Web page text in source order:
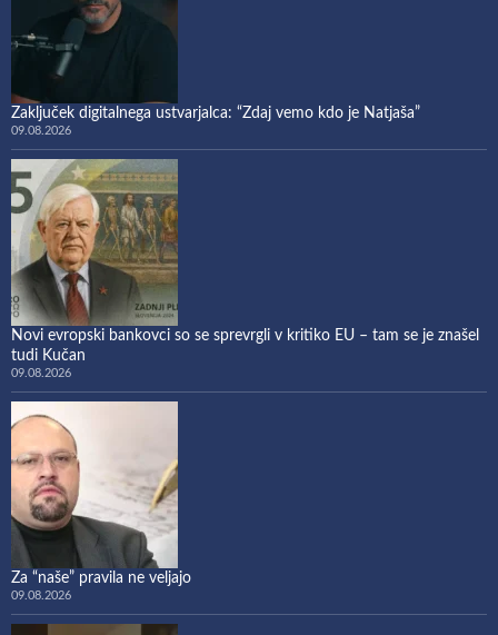
Zaključek digitalnega ustvarjalca: “Zdaj vemo kdo je Natjaša”
09.08.2026
Novi evropski bankovci so se sprevrgli v kritiko EU – tam se je znašel
tudi Kučan
09.08.2026
Za “naše” pravila ne veljajo
09.08.2026